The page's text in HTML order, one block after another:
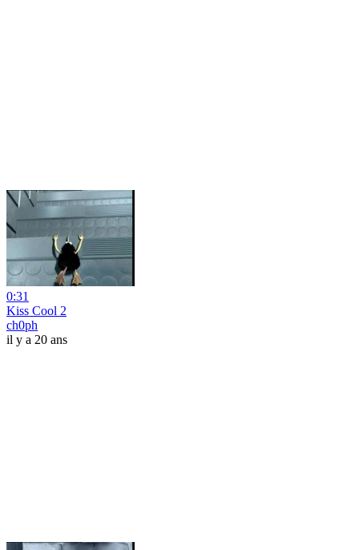
0:31
Kiss Cool 2
ch0ph
il y a 20 ans